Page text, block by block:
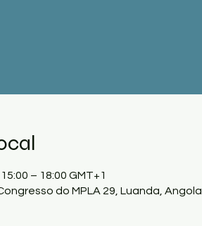
– 18:00 GMT+1
do MPLA 29, Luanda, Angola